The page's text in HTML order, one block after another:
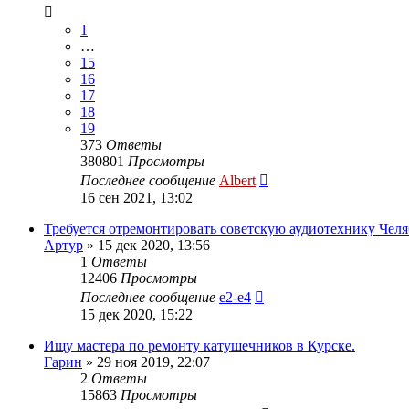
1
…
15
16
17
18
19
373 Ответы
380801 Просмотры
Последнее сообщение Albert
16 сен 2021, 13:02
Требуется отремонтировать советскую аудиотехнику
Артур » 15 дек 2020, 13:56
1 Ответы
12406 Просмотры
Последнее сообщение e2-e4
15 дек 2020, 15:22
Ищу мастера по ремонту катушечников в Курске.
Гарин » 29 ноя 2019, 22:07
2 Ответы
15863 Просмотры